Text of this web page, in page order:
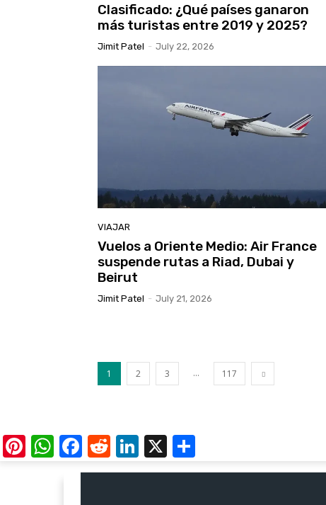
Clasificado: ¿Qué países ganaron
más turistas entre 2019 y 2025?
Jimit Patel - July 22, 2026
VIAJAR
Vuelos a Oriente Medio: Air France
suspende rutas a Riad, Dubai y
Beirut
Jimit Patel - July 21, 2026
1 2 3 ... 117
Pinterest
WhatsApp
Facebook
RedditLinkedIn
X